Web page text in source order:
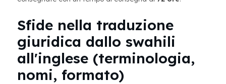
Sfide nella traduzione
giuridica dallo swahili
all'inglese (terminologia,
nomi, formato)